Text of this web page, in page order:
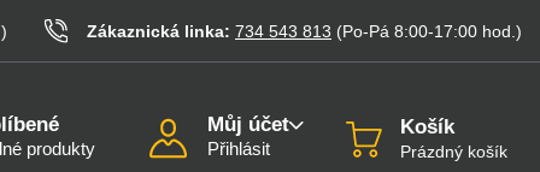
) Zákaznická linka: 734 543 813 (Po-Pá 8:00-17:00 hod. )
produkty
Můj účet
Přihlásit
Košík
Prázdný košík